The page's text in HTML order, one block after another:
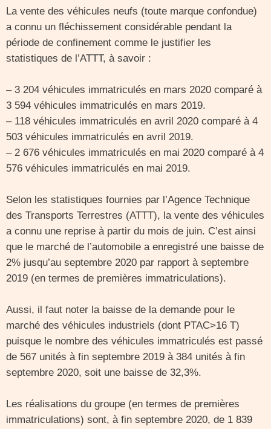
La vente des véhicules neufs (toute marque confondue)
a connu un fléchissement considérable pendant la
période de confinement comme le justifier les
statistiques de l’ATTT, à savoir :
– 3 204 véhicules immatriculés en mars 2020 comparé à
3 594 véhicules immatriculés en mars 2019.
– 118 véhicules immatriculés en avril 2020 comparé à 4
503 véhicules immatriculés en avril 2019.
– 2 676 véhicules immatriculés en mai 2020 comparé à 4
576 véhicules immatriculés en mai 2019.
Selon les statistiques fournies par l’Agence Technique
des Transports Terrestres (ATTT), la vente des véhicules
a connu une reprise à partir du mois de juin. C’est ainsi
que le marché de l’automobile a enregistré une baisse de
2% jusqu’au septembre 2020 par rapport à septembre
2019 (en termes de premières immatriculations).
Aussi, il faut noter la baisse de la demande pour le
marché des véhicules industriels (dont PTAC>16 T)
puisque le nombre des véhicules immatriculés est passé
de 567 unités à fin septembre 2019 à 384 unités à fin
septembre 2020, soit une baisse de 32,3%.
Les réalisations du groupe (en termes de premières
immatriculations) sont, à fin septembre 2020, de 1 839